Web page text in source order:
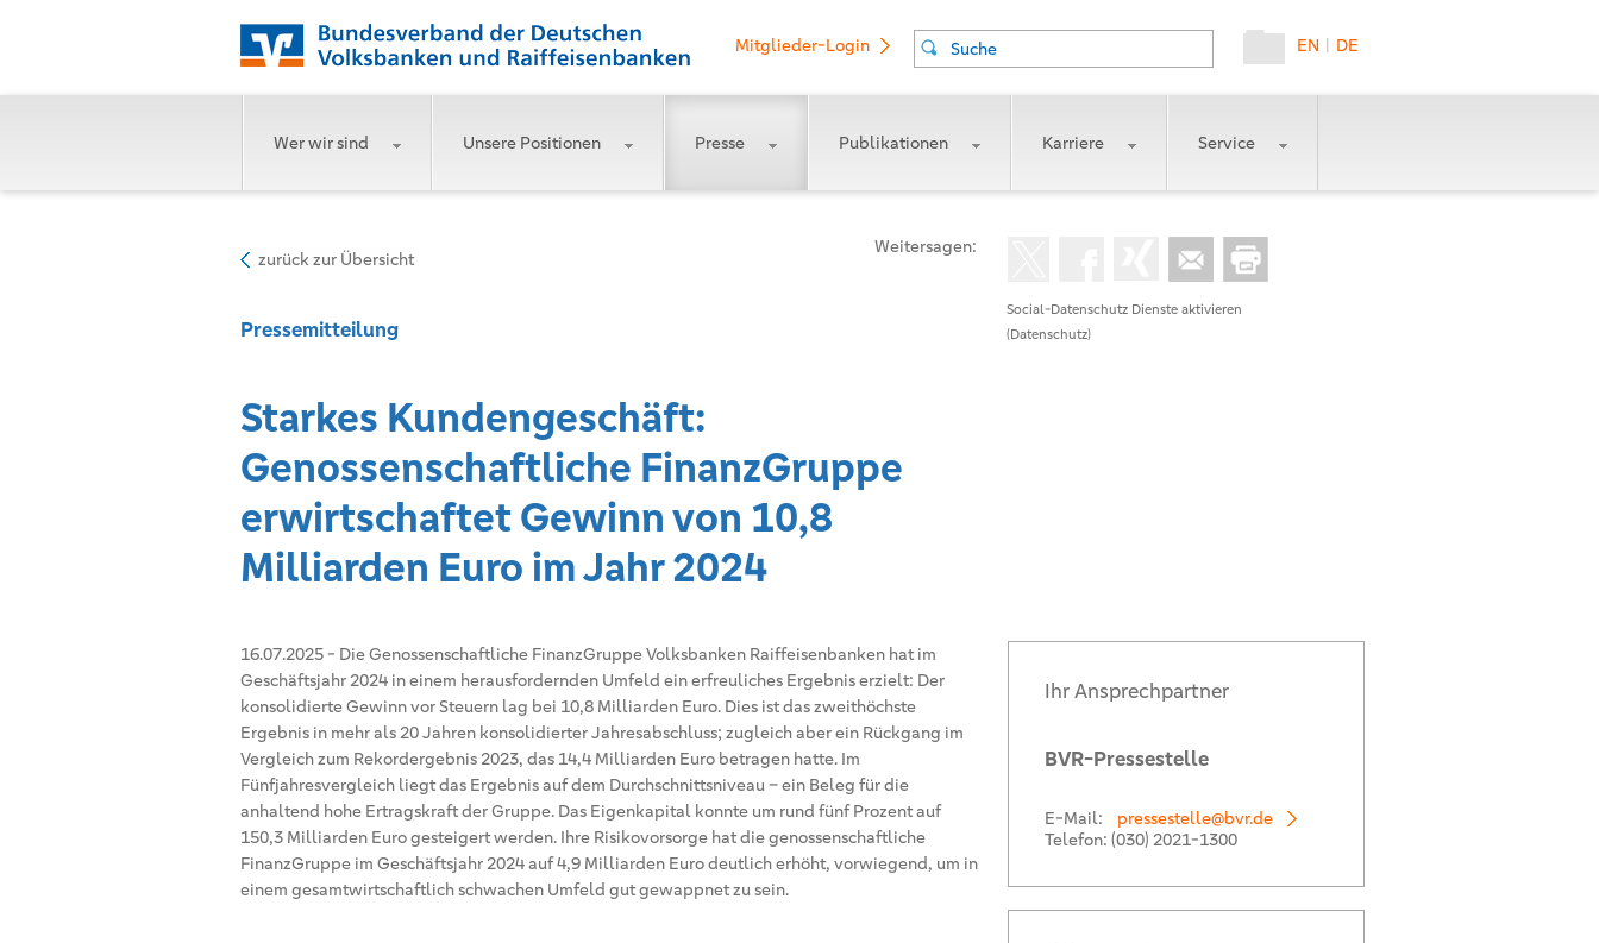
DE
|
EN
Suche
Mitglieder-Login
Wer wir sind Unsere Positionen Presse Publikationen Karriere Service
Social-Datenschutz Dienste aktivieren
(Datenschutz)
Weitersagen:
zurück zur Übersicht
Pressemitteilung
Starkes Kundengeschäft:
Genossenschaftliche FinanzGruppe
erwirtschaftet Gewinn von 10,8
Milliarden Euro im Jahr 2024
16.07.2025 - Die Genossenschaftliche FinanzGruppe Volksbanken Raiffeisenbanken hat im
Geschäftsjahr 2024 in einem herausfordernden Umfeld ein erfreuliches Ergebnis erzielt: Der
konsolidierte Gewinn vor Steuern lag bei 10,8 Milliarden Euro. Dies ist das zweithöchste
Ergebnis in mehr als 20 Jahren konsolidierter Jahresabschluss; zugleich aber ein Rückgang im
Vergleich zum Rekordergebnis 2023, das 14,4 Milliarden Euro betragen hatte. Im
Fünfjahresvergleich liegt das Ergebnis auf dem Durchschnittsniveau – ein Beleg für die
anhaltend hohe Ertragskraft der Gruppe. Das Eigenkapital konnte um rund fünf Prozent auf
150,3 Milliarden Euro gesteigert werden. Ihre Risikovorsorge hat die genossenschaftliche
FinanzGruppe im Geschäftsjahr 2024 auf 4,9 Milliarden Euro deutlich erhöht, vorwiegend, um in
einem gesamtwirtschaftlich schwachen Umfeld gut gewappnet zu sein.
Ihr Ansprechpartner
BVR-Pressestelle
E-Mail:
pressestelle@bvr.de
Telefon: (030) 2021-1300